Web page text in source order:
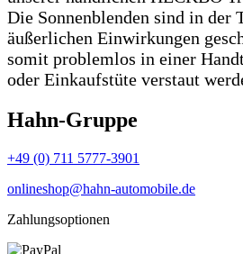
Die Sonnenblenden sind in der
äußerlichen Einwirkungen
somit problemlos in einer
oder Einkaufstüte verstaut
Hahn-Gruppe
+49 (0) 711 5777-3901
onlineshop@hahn-automobile.de
Zahlungsoptionen